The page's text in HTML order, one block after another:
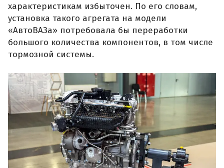
характеристикам избыточен. По его словам,
установка такого агрегата на модели
«АвтоВАЗа» потребовала бы переработки
большого количества компонентов, в том числе
тормозной системы.